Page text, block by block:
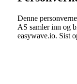
Denne
AS samler inn og
easywave.io. Sist